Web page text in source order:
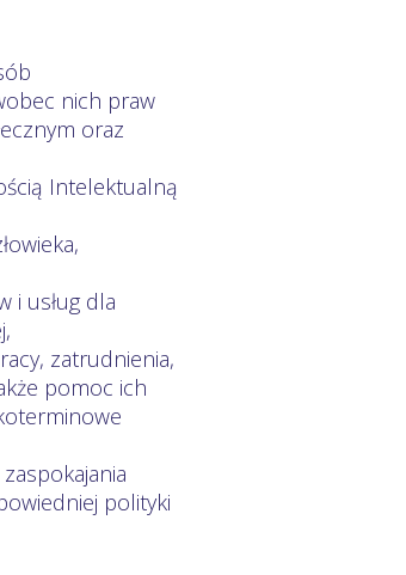
nich praw
oraz
Intelektualną
i usług dla
zatrudnienia,
pomoc ich
polityki